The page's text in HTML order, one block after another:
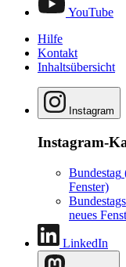
YouTube
Hilfe
Kontakt
Inhaltsübersicht
Instagram
Instagram-
Bundestag
Fenster)
neues
LinkedIn